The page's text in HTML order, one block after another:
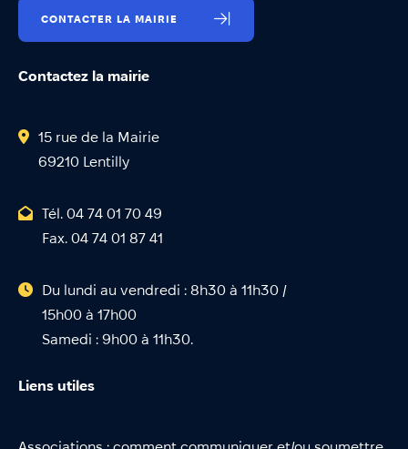
CONTACTER LA MAIRIE
Contactez la mairie
15 rue de la Mairie
69210 Lentilly
Tél. 04 74 01 70 49
Fax. 04 74 01 87 41
Du lundi au vendredi : 8h30 à 11h30 /
15h00 à 17h00
Samedi : 9h00 à 11h30.
Liens utiles